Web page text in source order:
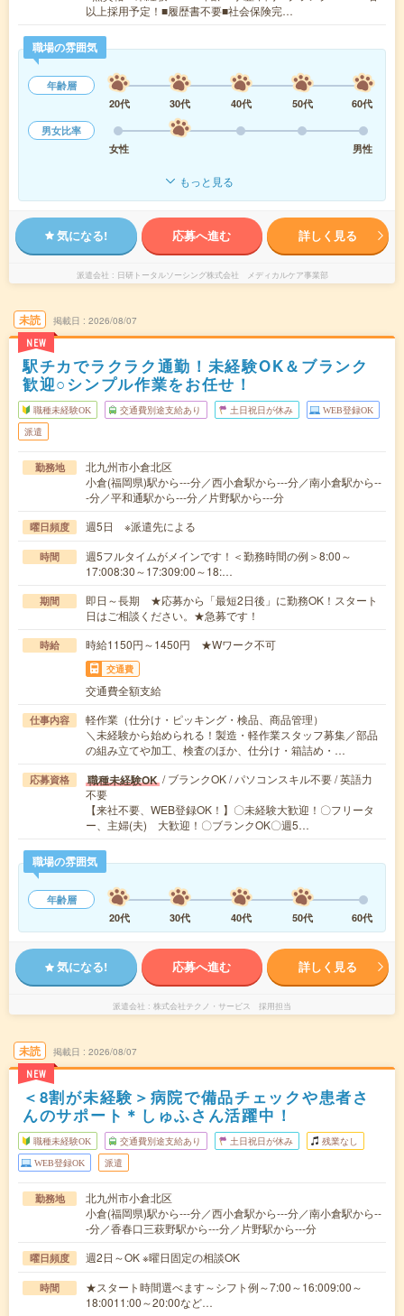
以上採用予定！■履歴書不要■社会保険完…
職場の雰囲気
年齢層
20代
30代 40代 50代
60代
男女比率
女性
男性
もっと見る
気になる! 応募へ進む 詳しく見る
派遣会社 日研トータルソーシング株式会社 メディカルケア事業部
未読
NEW
掲載日 2026/08/07
駅チカでラクラク通勤！未経験OK＆ブランク
歓迎○シンプル作業をお任せ！
職種未経験OK 交通費別途支給あり 土日祝日が休み WEB登録OK
派遣
勤務地
北九州市小倉北区
小倉(福岡県)駅から---分／西小倉駅から---分／南小倉駅から--
-分／平和通駅から---分／片野駅から---分
曜日頻度 週5日 ※派遣先による
時間
週5フルタイムがメインです！＜勤務時間の例＞8:00～
17:008:30～17:309:00～18:…
期間
即日～長期 ★応募から「最短2日後」に勤務OK！スタート
日はご相談ください。★急募です！
時給 時給1150円～1450円 ★Wワーク不可
交通費
交通費全額支給
仕事内容
軽作業（仕分け・ピッキング・検品、商品管理）
＼未経験から始められる！製造・軽作業スタッフ募集／部品
の組み立てや加工、検査のほか、仕分け・箱詰め・…
応募資格 職種未経験OK / ブランクOK / パソコンスキル不要 / 英語力
不要
【来社不要、WEB登録OK！】〇未経験大歓迎！〇フリータ
ー、主婦(夫) 大歓迎！〇ブランクOK〇週5…
職場の雰囲気
年齢層
20代
30代 40代 50代 60代
気になる! 応募へ進む 詳しく見る
派遣会社 株式会社テクノ・サービス 採用担当
未読
NEW
掲載日 2026/08/07
＜8割が未経験＞病院で備品チェックや患者さ
んのサポート＊しゅふさん活躍中！
職種未経験OK 交通費別途支給あり 土日祝日が休み 残業なし
WEB登録OK 派遣
勤務地
北九州市小倉北区
小倉(福岡県)駅から---分／西小倉駅から---分／南小倉駅から--
-分／香春口三萩野駅から---分／片野駅から---分
曜日頻度 週2日～OK ※曜日固定の相談OK
時間
★スタート時間選べます～シフト例～7:00～16:009:00～
18:0011:00～20:00など…